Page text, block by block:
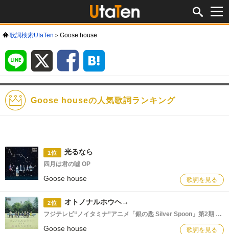
歌詞検索UtaTen Goose house
LINE Facebook
ク
ー
Goose houseの人気歌詞ランキング
1位 光るなら
四月は君の嘘 OP
Goose house 歌詞を見る
2位 オトノナルホウヘ→
フジテレビ“ノイタミナ”アニメ「銀の匙 Silver Spoon」第2期 エンディングテーマ
Goose house 歌詞を見る